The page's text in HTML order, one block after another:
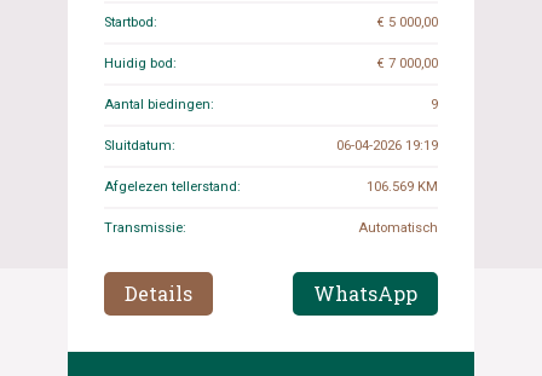
Startbod: € 5 000,00
Huidig bod: € 7 000,00
Aantal biedingen: 9
Sluitdatum: 06-04-2026 19:19
Afgelezen tellerstand: 106.569 KM
Transmissie: Automatisch
Details WhatsApp